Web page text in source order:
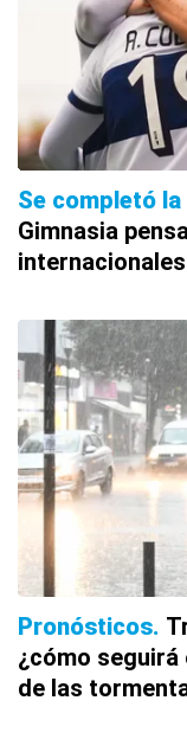
Se completó
Gimnasia
Pronósticos
¿cómo seguirá
de las